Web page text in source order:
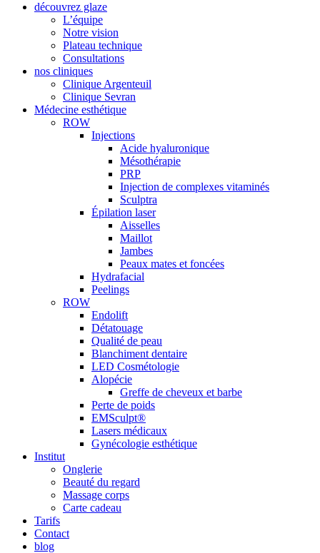
découvrez glaze
L’équipe
Notre vision
Plateau technique
Consultations
nos cliniques
Clinique Argenteuil
Clinique Sevran
Médecine esthétique
ROW
Injections
Acide hyaluronique
Mésothérapie
PRP
Injection de complexes vitaminés
Sculptra
Épilation laser
Aisselles
Maillot
Jambes
Peaux mates et foncées
Hydrafacial
Peelings
ROW
Endolift
Détatouage
Qualité de peau
Blanchiment dentaire
LED Cosmétologie
Alopécie
Greffe de cheveux et barbe
Perte de poids
EMSculpt®
Lasers médicaux
Gynécologie esthétique
Institut
Onglerie
Beauté du regard
Massage corps
Carte cadeau
Tarifs
Contact
blog